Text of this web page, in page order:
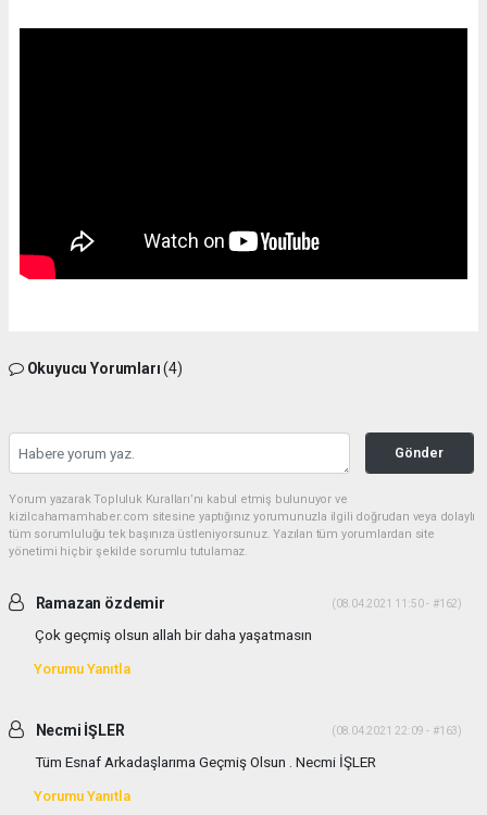
Okuyucu Yorumları(4)
Gönder
Yorum yazarak Topluluk Kuralları’nı kabul etmiş bulunuyor ve
kizilcahamamhaber.com sitesine yaptığınız yorumunuzla ilgili doğrudan veya dolaylı
tüm sorumluluğu tek başınıza üstleniyorsunuz. Yazılan tüm yorumlardan site
yönetimi hiçbir şekilde sorumlu tutulamaz.
Ramazan özdemir (08.04.2021 11:50 - #162)
Çok geçmiş olsun allah bir daha yaşatmasın
Yorumu Yanıtla
Necmi İŞLER (08.04.2021 22:09 - #163)
Tüm Esnaf Arkadaşlarıma Geçmiş Olsun . Necmi İŞLER
Yorumu Yanıtla